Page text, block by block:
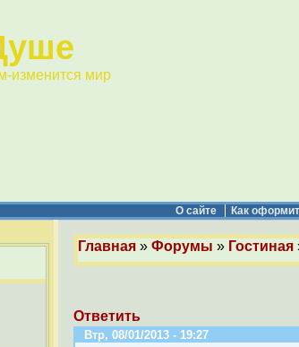
изменится мир
О сайте Как
Главная » Форумы » Гостиная
Ответить
Втр, 08/01/2013 - 19:27